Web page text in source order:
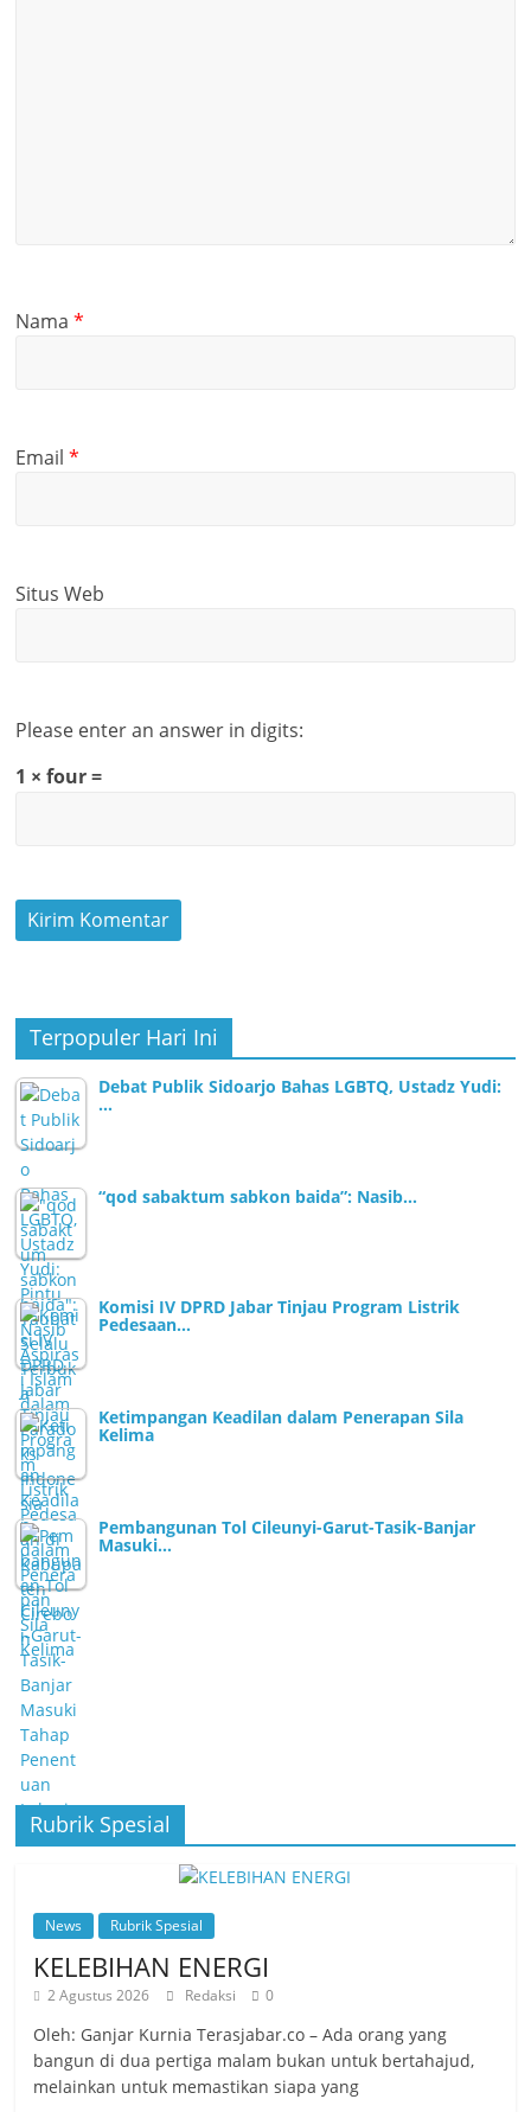
Nama*
Email*
Situs Web
Please enter an answer in digits:
1 × four =
Terpopuler Hari Ini
Debat Publik Sidoarjo Bahas LGBTQ, Ustadz Yudi:
…
“qod sabaktum sabkon baida”: Nasib…
Komisi IV DPRD Jabar Tinjau Program Listrik
Pedesaan…
Ketimpangan Keadilan dalam Penerapan Sila
Kelima
Pembangunan Tol Cileunyi-Garut-Tasik-Banjar
Masuki…
Rubrik Spesial
News Rubrik Spesial
KELEBIHAN ENERGI
2 Agustus 2026 Redaksi 0
Oleh: Ganjar Kurnia Terasjabar.co – Ada orang yang
bangun di dua pertiga malam bukan untuk bertahajud,
melainkan untuk memastikan siapa yang